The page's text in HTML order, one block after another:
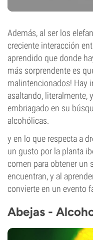
Además, al ser los
creciente interacción
aprendido que donde
más sorprendente es
malintencionados! Hay
asaltando, literalmente,
embriagado en su
alcohólicas.
y en lo que respecta a
un gusto por la planta
comen para obtener un
encuentran, y al
convierte en un evento
Abejas -